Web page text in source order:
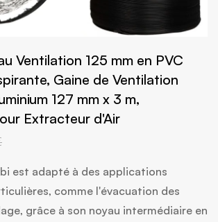
Ventilation 125 mm en PVC
Gaine de Ventilation
127 mm x 3 m,
Extracteur d'Air
est adapté à des applications
comme l'évacuation des
grâce à son noyau intermédiaire en